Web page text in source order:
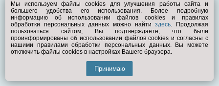
© Exist.ru 1998—2026
Мы используем файлы cookies для улучшения работы сайта и
большего удобства его использования. Более подробную
информацию об использовании файлов cookies и правилах
обработки персональных данных можно найтиздесь. Продолжая
пользоваться сайтом, Вы подтверждаете, что были
проинформированы об использовании файлов cookies и согласны с
нашими правилами обработки персональных данных. Вы можете
отключить файлы cookies в настройках Вашего браузера.
Принимаю